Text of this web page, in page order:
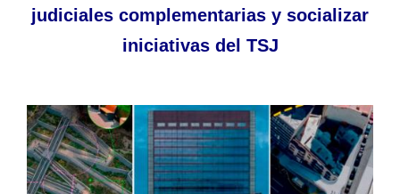
judiciales complementarias y socializar
iniciativas del TSJ